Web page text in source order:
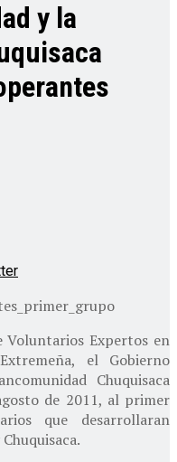
y la
Expertos en
el Gobierno
Chuquisaca
de 2011, al primer
que desarrollaran